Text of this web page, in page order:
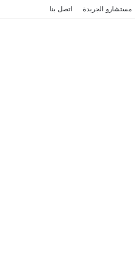
مستشارو الجريدة اتصل بنا